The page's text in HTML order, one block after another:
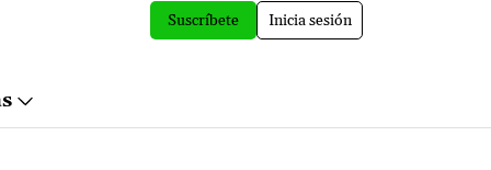
Suscríbete Inicia sesión